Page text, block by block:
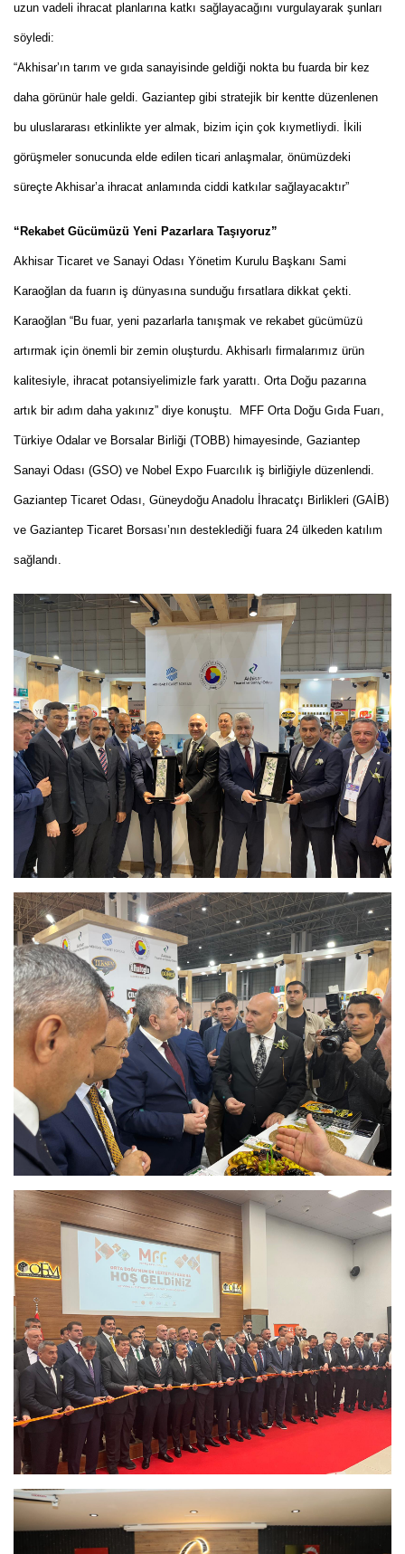
uzun vadeli ihracat planlarına katkı sağlayacağını vurgulayarak şunları
söyledi:
“Akhisar’ın tarım ve gıda sanayisinde geldiği nokta bu fuarda bir kez
daha görünür hale geldi. Gaziantep gibi stratejik bir kentte düzenlenen
bu uluslararası etkinlikte yer almak, bizim için çok kıymetliydi. İkili
görüşmeler sonucunda elde edilen ticari anlaşmalar, önümüzdeki
süreçte Akhisar’a ihracat anlamında ciddi katkılar sağlayacaktır”
“Rekabet Gücümüzü Yeni Pazarlara Taşıyoruz”
Akhisar Ticaret ve Sanayi Odası Yönetim Kurulu Başkanı Sami
Karaoğlan da fuarın iş dünyasına sunduğu fırsatlara dikkat çekti.
Karaoğlan “Bu fuar, yeni pazarlarla tanışmak ve rekabet gücümüzü
artırmak için önemli bir zemin oluşturdu. Akhisarlı firmalarımız ürün
kalitesiyle, ihracat potansiyelimizle fark yarattı. Orta Doğu pazarına
artık bir adım daha yakınız” diye konuştu. MFF Orta Doğu Gıda Fuarı,
Türkiye Odalar ve Borsalar Birliği (TOBB) himayesinde, Gaziantep
Sanayi Odası (GSO) ve Nobel Expo Fuarcılık iş birliğiyle düzenlendi.
Gaziantep Ticaret Odası, Güneydoğu Anadolu İhracatçı Birlikleri (GAİB)
ve Gaziantep Ticaret Borsası’nın desteklediği fuara 24 ülkeden katılım
sağlandı.